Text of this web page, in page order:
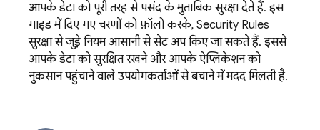
आपके डेटा को पूरी तरह से पसंद के मुताबिक सुरक्षा देते हैं. इस
गाइड में दिए गए चरणों को फ़ॉलो करके, Security Rules
सुरक्षा से जुड़े नियम आसानी से सेट अप किए जा सकते हैं. इससे
आपके डेटा को सुरक्षित रखने और आपके ऐप्लिकेशन को
नुकसान पहुंचाने वाले उपयोगकर्ताओं से बचाने में मदद मिलती है.